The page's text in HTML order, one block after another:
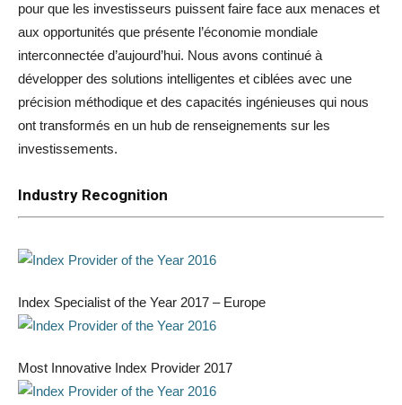
pour que les investisseurs puissent faire face aux menaces et
aux opportunités que présente l’économie mondiale
interconnectée d’aujourd’hui. Nous avons continué à
développer des solutions intelligentes et ciblées avec une
précision méthodique et des capacités ingénieuses qui nous
ont transformés en un hub de renseignements sur les
investissements.
Industry Recognition
Index Specialist of the Year 2017 – Europe
Most Innovative Index Provider 2017